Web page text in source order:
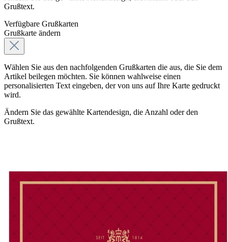
Grußtext.
Verfügbare Grußkarten
Grußkarte ändern
Wählen Sie aus den nachfolgenden Grußkarten die aus, die Sie dem
Artikel beilegen möchten. Sie können wahlweise einen
personalisierten Text eingeben, der von uns auf Ihre Karte gedruckt
wird.
Ändern Sie das gewählte Kartendesign, die Anzahl oder den
Grußtext.